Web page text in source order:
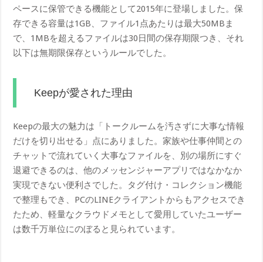
ペースに保管できる機能として2015年に登場しました。保
存できる容量は1GB、ファイル1点あたりは最大50MBま
で、1MBを超えるファイルは30日間の保存期限つき、それ
以下は無期限保存というルールでした。
Keepが愛された理由
Keepの最大の魅力は「トークルームを汚さずに大事な情報
だけを切り出せる」点にありました。家族や仕事仲間との
チャットで流れていく大事なファイルを、別の場所にすぐ
退避できるのは、他のメッセンジャーアプリではなかなか
実現できない便利さでした。タグ付け・コレクション機能
で整理もでき、PCのLINEクライアントからもアクセスでき
たため、軽量なクラウドメモとして愛用していたユーザー
は数千万単位にのぼると見られています。